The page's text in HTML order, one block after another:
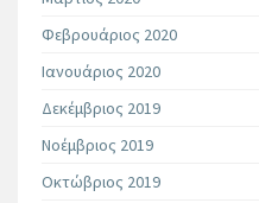
Φεβρουάριος 2020
Ιανουάριος 2020
Δεκέμβριος 2019
Νοέμβριος 2019
Οκτώβριος 2019